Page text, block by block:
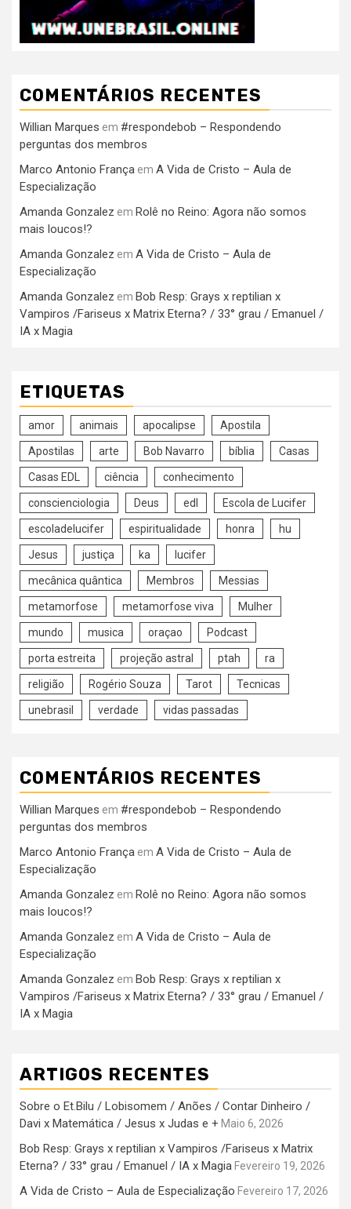
COMENTÁRIOS RECENTES
Willian Marques em #respondebob – Respondendo
perguntas dos membros
Marco Antonio França em A Vida de Cristo – Aula de
Especialização
Amanda Gonzalez em Rolê no Reino: Agora não somos
mais loucos!?
Amanda Gonzalez em A Vida de Cristo – Aula de
Especialização
Amanda Gonzalez em Bob Resp: Grays x reptilian x
Vampiros /Fariseus x Matrix Eterna? / 33° grau / Emanuel /
IA x Magia
ETIQUETAS
amor animais apocalipse Apostila
Apostilas arte Bob Navarro bíblia Casas
Casas EDL ciência conhecimento
conscienciologia Deus edl Escola de Lucifer
escoladelucifer espiritualidade honra hu
Jesus justiça ka lucifer
mecânica quântica Membros Messias
metamorfose metamorfose viva Mulher
mundo musica oraçao Podcast
porta estreita projeção astral ptah ra
religião Rogério Souza Tarot Tecnicas
unebrasil verdade vidas passadas
COMENTÁRIOS RECENTES
Willian Marques em #respondebob – Respondendo
perguntas dos membros
Marco Antonio França em A Vida de Cristo – Aula de
Especialização
Amanda Gonzalez em Rolê no Reino: Agora não somos
mais loucos!?
Amanda Gonzalez em A Vida de Cristo – Aula de
Especialização
Amanda Gonzalez em Bob Resp: Grays x reptilian x
Vampiros /Fariseus x Matrix Eterna? / 33° grau / Emanuel /
IA x Magia
ARTIGOS RECENTES
Sobre o Et.Bilu / Lobisomem / Anões / Contar Dinheiro /
Davi x Matemática / Jesus x Judas e + Maio 6, 2026
Bob Resp: Grays x reptilian x Vampiros /Fariseus x Matrix
Eterna? / 33° grau / Emanuel / IA x Magia Fevereiro 19, 2026
A Vida de Cristo – Aula de Especialização Fevereiro 17, 2026